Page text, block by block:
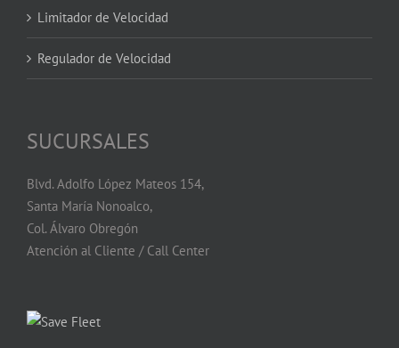
Limitador de Velocidad
Regulador de Velocidad
SUCURSALES
Blvd. Adolfo López Mateos 154,
Santa María Nonoalco,
Col. Álvaro Obregón
Atención al Cliente / Call Center